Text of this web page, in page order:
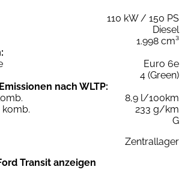
110 kW / 150 PS
Diesel
1.998 cm³
Euro 6e
4 (Green)
nach WLTP:
8,9 l/100km
komb.
233 g/km
G
Zentrallager
Transit anzeigen